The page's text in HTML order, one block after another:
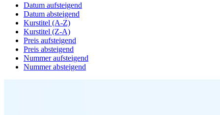
Datum aufsteigend
Datum absteigend
Kurstitel (A-Z)
Kurstitel (Z-A)
Preis aufsteigend
Preis absteigend
Nummer aufsteigend
Nummer absteigend